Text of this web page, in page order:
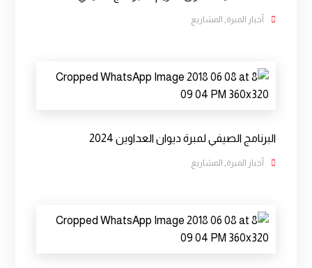
أخبار المبرة, المشاريع
البرنامج الصيفي لمبرة ديوان العداوين 2024
أخبار المبرة, المشاريع